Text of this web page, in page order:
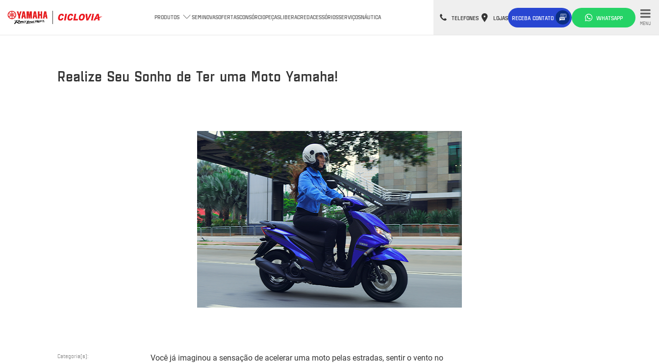
PRODUTOS SEMINOVASOFERTASCONSÓRCIOPEÇASLIBERACREDACESSÓRIOSSERVIÇOSNÁUTICA TELEFONES LOJAS RECEBA CONTATO WHATSAPP
MENU
Realize Seu Sonho de Ter uma Moto Yamaha!
Categoria(s):
Você já imaginou a sensação de acelerar uma moto pelas estradas, sentir o vento no